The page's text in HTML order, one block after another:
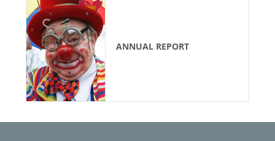
ANNUAL REPORT